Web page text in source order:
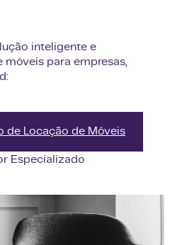
inteligente e
para empresas,
de Locação de Móveis
Especializado